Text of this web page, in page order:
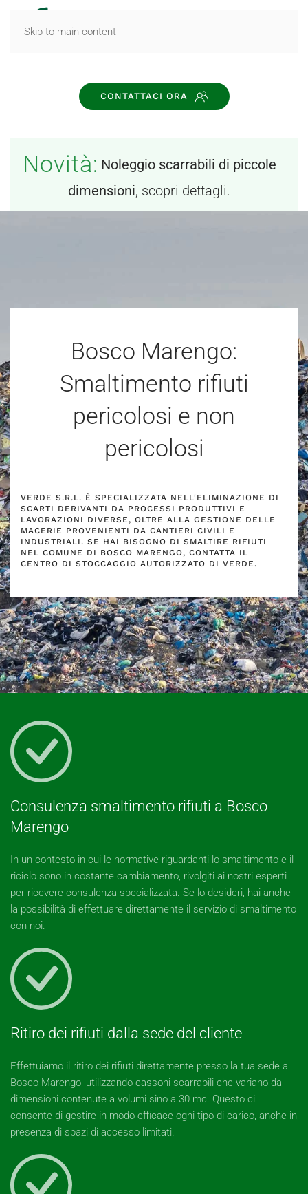
Skip to main content
CONTATTACI ORA
Novità: Noleggio scarrabili di piccole
dimensioni, scopri dettagli.
Bosco Marengo:
Smaltimento rifiuti
pericolosi e non
pericolosi
VERDE S.R.L. È SPECIALIZZATA NELL'ELIMINAZIONE DI
SCARTI DERIVANTI DA PROCESSI PRODUTTIVI E
LAVORAZIONI DIVERSE, OLTRE ALLA GESTIONE DELLE
MACERIE PROVENIENTI DA CANTIERI CIVILI E
INDUSTRIALI. SE HAI BISOGNO DI SMALTIRE RIFIUTI
NEL COMUNE DI BOSCO MARENGO, CONTATTA IL
CENTRO DI STOCCAGGIO AUTORIZZATO DI VERDE.
Consulenza smaltimento rifiuti a Bosco
Marengo
In un contesto in cui le normative riguardanti lo smaltimento e il
riciclo sono in costante cambiamento, rivolgiti ai nostri esperti
per ricevere consulenza specializzata. Se lo desideri, hai anche
la possibilità di effettuare direttamente il servizio di smaltimento
con noi.
Ritiro dei rifiuti dalla sede del cliente
Effettuiamo il ritiro dei rifiuti direttamente presso la tua sede a
Bosco Marengo, utilizzando cassoni scarrabili che variano da
dimensioni contenute a volumi sino a 30 mc. Questo ci
consente di gestire in modo efficace ogni tipo di carico, anche in
presenza di spazi di accesso limitati.